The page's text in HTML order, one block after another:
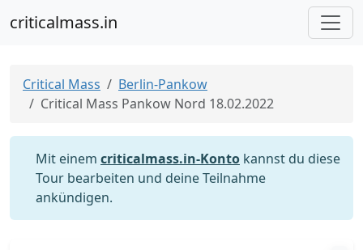
criticalmass.in
Critical Mass
Berlin-Pankow
Critical Mass Pankow Nord 18.02.2022
Mit einem criticalmass.in-Konto kannst du diese
Tour bearbeiten und deine Teilnahme
ankündigen.